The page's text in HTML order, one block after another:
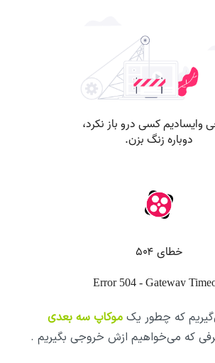
که چطور یک موکاپ سه بعدی
که می‌خواهیم ازش خروجی بگیریم .